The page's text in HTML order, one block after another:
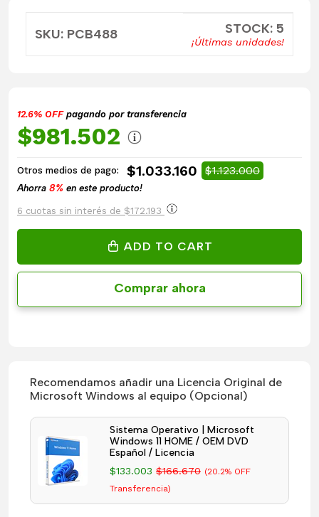
SKU: PCB488 STOCK: 5
¡Últimas unidades!
12.6% OFFpagando por transferencia
$981.502
Otros medios de pago: $1.033.160 $1.123.000
Ahorra 8% en este producto!
6 cuotas sin interés de $172.193
ADD TO CART
Comprar ahora
Recomendamos añadir una Licencia Original de
Microsoft Windows al equipo (Opcional)
Sistema Operativo | Microsoft
Windows 11 HOME / OEM DVD
Español / Licencia
$133.003 $166.670 (20.2% OFF
Transferencia)